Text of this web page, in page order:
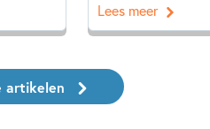
Lees meer
artikelen